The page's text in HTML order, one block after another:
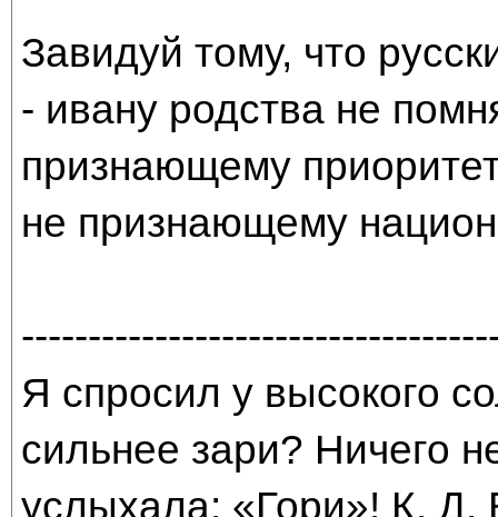
Завидуй тому, что
- ивану родства не
признающему
не признающему
Я спросил у высокого
сильнее зари? Ничего
услыхала: «Гори»! К. Д.